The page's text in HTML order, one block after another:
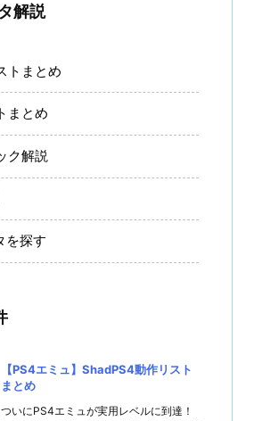
解説
トまとめ
まとめ
ク解説
を探す
【PS4エミュ】ShadPS4動作リスト
まとめ
ついにPS4エミュが実用レベルに到達！